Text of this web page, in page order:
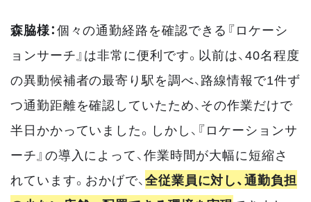
森脇様：個々の通勤経路を確認できる『ロケーシ
ョンサーチ』は非常に便利です。以前は、40名程度
の異動候補者の最寄り駅を調べ、路線情報で1件ず
つ通勤距離を確認していたため、その作業だけで
半日かかっていました。しかし、『ロケーションサ
ーチ』の導入によって、作業時間が大幅に短縮さ
れています。おかげで、全従業員に対し、通勤負担